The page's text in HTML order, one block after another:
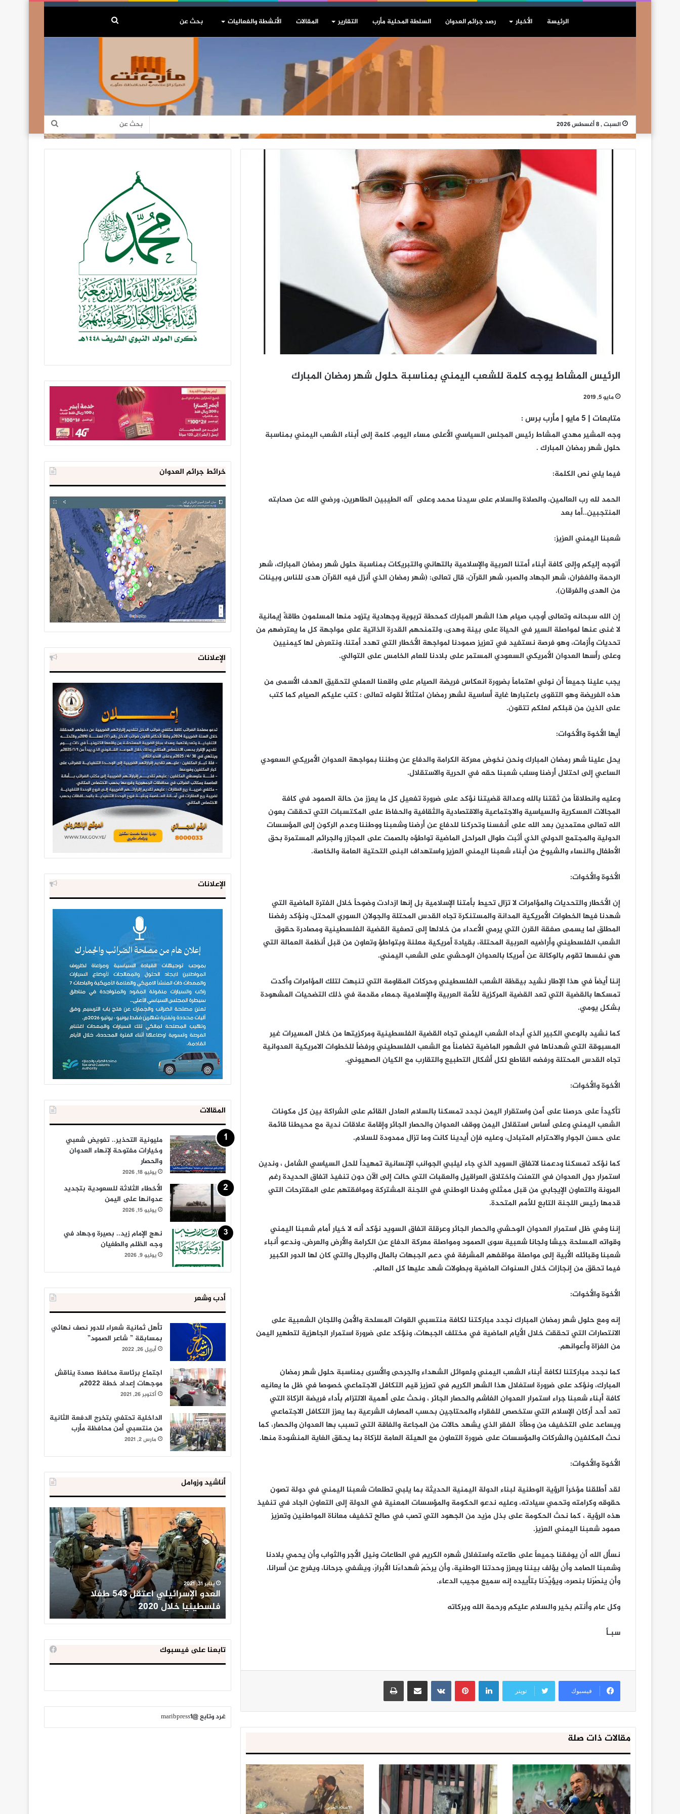
الرئيسة الأخبار رصد جرائم العدوان السلطة المحلية مأرب التقارير المقالات الأنشطة والفعاليات بحث
السبت , 8 أغسطس 2026
بحث
عن
الرئيس المشاط يوجه كلمة للشعب اليمني بمناسبة حلول شهر رمضان المبارك
مايو 5, 2019
متابعات | 5 مايو | مأرب برس :
وجه المشير مهدي المشاط رئيس المجلس السياسي الأعلى مساء اليوم، كلمة إلى أبناء الشعب اليمني بمناسبة
حلول شهر رمضان المبارك .
فيما يلي نص الكلمة:
الحمد لله رب العالمين، والصلاة والسلام على سيدنا محمد وعلى آله الطيبين الطاهرين، ورضي الله عن صحابته
المنتجبين..أما بعد
شعبنا اليمني العزيز:
أتوجه إليكم وإلى كافة أبناء أمتنا العربية والإسلامية بالتهاني والتبريكات بمناسبة حلول شهر رمضان المبارك، شهر
الرحمة والغفران، شهر الجهاد والصبر، شهر القرآن، قال تعالى: (شهر رمضان الذي أنزل فيه القرآن هدى للناس وبينات
من الهدى والفرقان).
إن الله سبحانه وتعالى أوجب صيام هذا الشهر المبارك كمحطة تربوية وجهادية يتزود منها المسلمون طاقةً إيمانية
لا غنى عنها لمواصلة السير في الحياة على بينة وهدى، ولتمنحهم القدرة الذاتية على مواجهة كل ما يعترضهم من
تحديات وأزمات، وهو فرصة نستفيد في تعزيز صمودنا لمواجهة الأخطار التي تهدد أمتنا، ونتعرض لها كيمنيين
وعلى رأسها العدوان الأمريكي السعودي المستمر على بلادنا للعام الخامس على التوالي.
يجب علينا جميعاً أن نولي اهتماماً بضرورة انعكاس فريضة الصيام على واقعنا العملي لتحقيق الهدف الأسمى من
هذه الفريضة وهو التقوى باعتبارها غاية أساسية لشهر رمضان امتثالاً لقوله تعالى : كتب عليكم الصيام كما كتب
على الذين من قبلكم لعلكم تتقون.
أيها الأخوة والأخوات:
يحل علينا شهر رمضان المبارك ونحن نخوض معركة الكرامة والدفاع عن وطننا بمواجهة العدوان الأمريكي السعودي
الساعي إلى احتلال أرضنا وسلب شعبنا حقه في الحرية والاستقلال.
وعليه وانطلاقاً من ثقتنا بالله وعدالة قضيتنا نؤكد على ضرورة تفعيل كل ما يعزز من حالة الصمود في كافة
المجالات العسكرية والسياسية والاجتماعية والاقتصادية والثقافية والحفاظ على المكتسبات التي تحققت بعون
الله تعالى معتمدين بعد الله على أنفسنا وتحركنا للدفاع عن أرضنا وشعبنا ووطننا وعدم الركون إلى المؤسسات
الدولية والمجتمع الدولي الذي أثبت طوال المراحل الماضية تواطؤه بالصمت على المجازر والجرائم المستمرة بحق
الأطفال والنساء والشيوخ من أبناء شعبنا اليمني العزيز واستهداف البنى التحتية العامة والخاصة.
الأخوة والأخوات:
إن الأخطار والتحديات والمؤامرات لا تزال تحيط بأمتنا الإسلامية بل إنها ازدادت وضوحاً خلال الفترة الماضية التي
شهدنا فيها الخطوات الأمريكية المدانة والمستنكرة تجاه القدس المحتلة والجولان السوري المحتل، ونؤكد رفضنا
المطلق لما يسمى صفقة القرن التي يرمي الأعداء من خلالها إلى تصفية القضية الفلسطينية ومصادرة حقوق
الشعب الفلسطيني وأراضيه العربية المحتلة، بقيادة أمريكية معلنة وبتواطؤ وتعاون من قبل أنظمة العمالة التي
هي نفسها تقوم بالوكالة عن أمريكا بالعدوان الوحشي على الشعب اليمني.
إننا أيضاً في هذا الإطار نشيد بيقظة الشعب الفلسطيني وحركات المقاومة التي تنبهت لتلك المؤامرات وأكدت
تمسكها بالقضية التي تعد القضية المركزية للأمة العربية والإسلامية جمعاء مقدمة في ذلك التضحيات المشهودة
بشكل يومي.
كما نشيد بالوعي الكبير الذي أبداه الشعب اليمني تجاه القضية الفلسطينية ومركزيتها من خلال المسيرات غير
المسبوقة التي شهدناها في الشهور الماضية تضامناً مع الشعب الفلسطيني ورفضاً للخطوات الامريكية العدوانية
تجاه القدس المحتلة ورفضه القاطع لكل أشكال التطبيع والتقارب مع الكيان الصهيوني.
الأخوة والأخوات:
تأكيداً على حرصنا على أمن واستقرار اليمن نجدد تمسكنا بالسلام العادل القائم على الشراكة بين كل مكونات
الشعب اليمني وعلى أساس استقلال اليمن ووقف العدوان والحصار الجائر وإقامة علاقات ندية مع محيطنا قائمة
على حسن الجوار والاحترام المتبادل، وعليه فإن أيدينا كانت وما تزال ممدودة للسلام.
كما نؤكد تمسكنا ودعمنا لاتفاق السويد الذي جاء ليلبي الجوانب الإنسانية تمهيداً للحل السياسي الشامل ، وندين
استمرار دول العدوان في التعنت واختلاق العراقيل والعقبات التي حالت إلى الآن دون تنفيذ اتفاق الحديدة رغم
المرونة والتعاون الإيجابي من قبل ممثلي وفدنا الوطني في اللجنة المشتركة وموافقتهم على المقترحات التي
قدمها رئيس اللجنة التابع للأمم المتحدة.
إننا وفي ظل استمرار العدوان الوحشي والحصار الجائر وعرقلة اتفاق السويد نؤكد أنه لا خيار أمام شعبنا اليمني
وقواته المسلحة جيشا ولجانا شعبية سوى الصمود ومواصلة معركة الدفاع عن الكرامة والأرض والعرض، وندعو أنباء
شعبنا وقبائله الأبية إلى مواصلة مواقفهم المشرفة في دعم الجبهات بالمال والرجال والتي كان لها الدور الكبير
فيما تحقق من إنجازات خلال السنوات الماضية وبطولات شهد عليها كل العالم.
الأخوة والأخوات:
إنه ومع حلول شهر رمضان المبارك نجدد مباركتنا لكافة منتسبي القوات المسلحة والأمن واللجان الشعبية على
الانتصارات التي تحققت خلال الأيام الماضية في مختلف الجبهات، ونؤكد على ضرورة استمرار الجاهزية لتطهير اليمن
من الغزاة وأعوانهم.
كما نجدد مباركتنا لكافة أبناء الشعب اليمني ولعوائل الشهداء والجرحى والأسرى بمناسبة حلول شهر رمضان
المبارك، ونؤكد على ضرورة استغلال هذا الشهر الكريم في تعزيز قيم التكافل الاجتماعي خصوصا في ظل ما يعانيه
كافة أبناء شعبنا جراء استمرار العدوان الغاشم والحصار الجائر ، ونحث على أهمية الالتزام بأداء فريضة الزكاة التي
تعد أحد أركان الإسلام التي ستخصص للفقراء والمحتاجين بحسب المصارف الشرعية بما يعزز التكافل الاجتماعي
ويساعد على التخفيف من وطأة الفقر الذي يشهد حالات من المجاعة والفاقة التي تسبب بها العدوان والحصار، كما
نحث المكلفين والشركات والمؤسسات على ضرورة التعاون مع الهيئة العامة للزكاة بما يحقق الغاية المنشودة منها.
الأخوة والأخوات:
لقد أطلقنا مؤخراً الرؤية الوطنية لبناء الدولة اليمنية الحديثة بما يلبي تطلعات شعبنا اليمني في دولة تصون
حقوقه وكرامته وتحمي سيادته، وعليه ندعو الحكومة والمؤسسات المعنية في الدولة إلى التعاون الجاد في تنفيذ
هذه الرؤية ، كما نحث الحكومة على بذل مزيد من الجهود التي تصب في صالح تخفيف معاناة المواطنين وتعزيز
صمود شعبنا اليمني العزيز.
نسأل الله أن يوفقنا جميعاً على طاعته واستغلال شهره الكريم في الطاعات ونيل الأجر والثواب وأن يحمي بلادنا
وشعبنا الصامد وأن يؤلف بيننا ويعزز وحدتنا الوطنية، وأن يرحَمَ شهداءَنا الأبرارَ، ويشفي جرحانا، ويفرج عن أسرانا،
وأن ينصُرَنا بنصره، ويؤيِّدَنا بتأييده إنه سميع مجيب الدعاء.
وكل عام وأنتم بخير والسلام عليكم ورحمة الله وبركاته
سبـأ
فيسبوك تويتر
لينكدإنبينتيريست مشاركة عبر البريد طباعة
مقالات ذات صلة
خرائط جرائم العدوان
الإعلانات
الإعلانات
المقالات
مليونية التحذير.. تفويض شعبي
وخيارات مفتوحة لإنهاء العدوان
والحصار
يوليو 18, 2026
الأخطاء الثلاثة للسعودية بتجديد
عدوانها على اليمن
يوليو 15, 2026
نهج الإمام زيد.. بصيرة وجهاد في
وجه الظلم والطغيان
يوليو 9, 2026
أدب وشعر
تأهل ثمانية شعراء للدور نصف نهائي
بمسابقة ” شاعر الصمود”
أبريل 26, 2022
اجتماع برئاسة محافظ صعدة يناقش
موجهات إعداد خطة 2022م
أكتوبر 26, 2021
الداخلية تحتفي بتخرج الدفعة الثانية
من منتسبي أمن محافظة مأرب
مارس 2, 2021
أناشيد وزوامل
اجتماع
برئاسة
السياسي
الأعلى
الزايدي
يناقش
محافظة
يناير 10, 2023
اجتماع موسع برئاسة عضو السياسي الأعلى
وإحتياجاتها
زامل
رسول
الله
العدو
الإسرائيلي
اعتقل
543
طفلا
فلسطينيا
خلال
2020يناير 31, 2021
العدو الإسرائيلي اعتقل 543 طفلا
فلسطينيا خلال 2020
الداخلية
المصرية
تعلن
إحباط
‘مخطط
كبير’
تابعنا على فيسبوك
غرد وتابع @maribpress1